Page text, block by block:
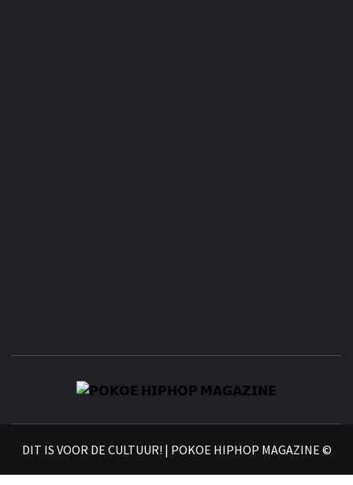
DIT IS VOOR DE CULTUUR! | POKOE HIPHOP MAGAZINE ©